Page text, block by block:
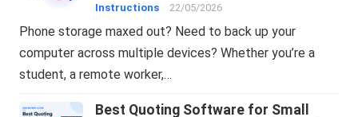
Instructions 22/05/2026
Phone storage maxed out? Need to back up your
computer across multiple devices? Whether you’re a
student, a remote worker,…
Best Quoting Software for Small